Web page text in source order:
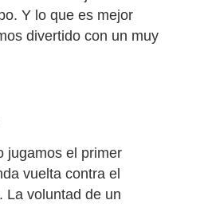
Y lo que es mejor
divertido con un muy
jugamos el primer
vuelta contra el
La voluntad de un